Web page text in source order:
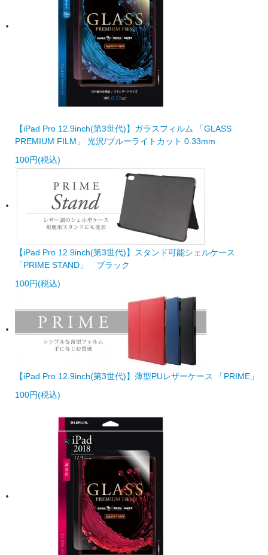
【iPad Pro 12.9inch(第3世代)】ガラスフィルム 「GLASS
PREMIUM FILM」 光沢/ブルーライトカット 0.33mm
100円(税込)
【iPad Pro 12.9inch(第3世代)】スタンド可能シェルケース
「PRIME STAND」 ブラック
100円(税込)
【iPad Pro 12.9inch(第3世代)】薄型PUレザーケース 「PRIME」
100円(税込)